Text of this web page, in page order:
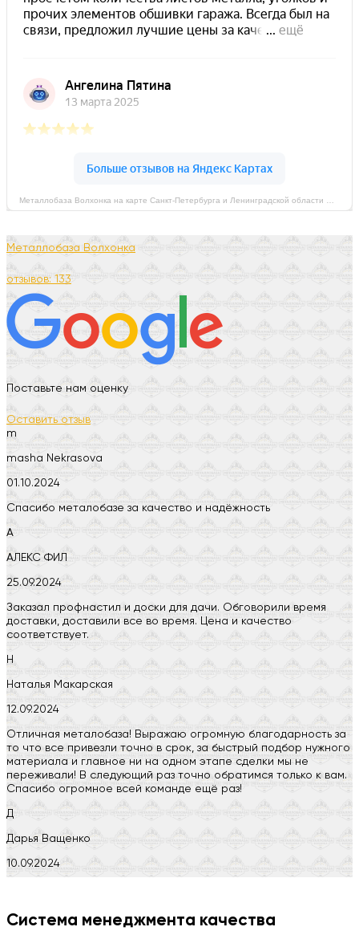
Металлобаза Волхонка
отзывов: 133
Поставьте нам оценку
Оставить отзыв
m
masha Nekrasova
01.10.2024
Спасибо металобазе за качество и надёжность
А
АЛЕКС ФИЛ
25.09.2024
Заказал профнастил и доски для дачи. Обговорили время
доставки, доставили все во время. Цена и качество
соответствует.
Н
Наталья Макарская
12.09.2024
Отличная металобаза! Выражаю огромную благодарность за
то что все привезли точно в срок, за быстрый подбор нужного
материала и главное ни на одном этапе сделки мы не
переживали! В следующий раз точно обратимся только к вам.
Спасибо огромное всей команде ещё раз!
Д
Дарья Ващенко
10.09.2024
H
Система менеджмента качества